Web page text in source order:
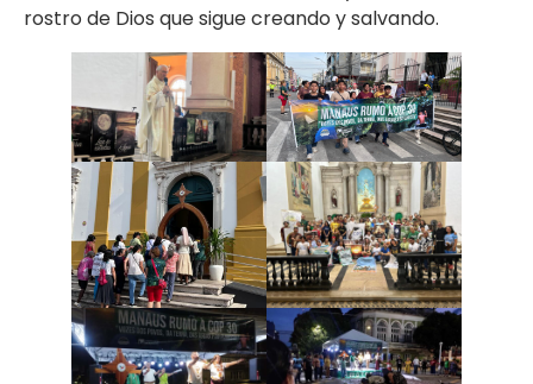
rostro de Dios que sigue creando y salvando.